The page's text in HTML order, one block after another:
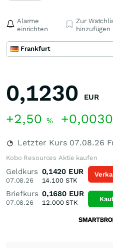
Alarme
einrichten
Zur
hinzufügen
Frankfurt
0,1230 EUR
+2,50 % +0,0030
Letzter Kurs 07.08.26
Kobo Resources Aktie kaufen
Geldkurs
07.08.26
0,1420 EUR
14.100STK
Briefkurs
07.08.26
0,1680 EUR
12.000STK